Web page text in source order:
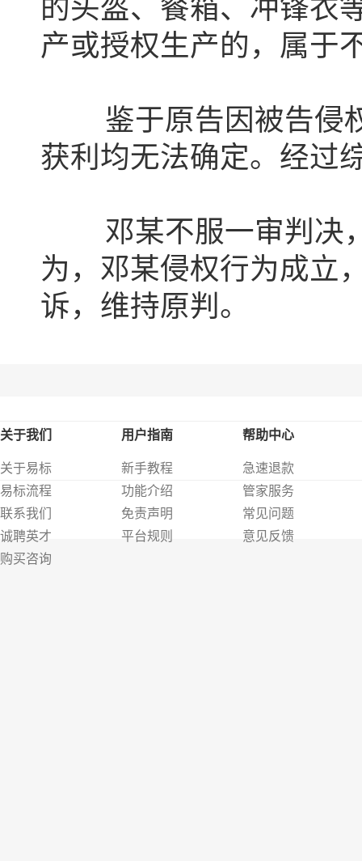
产或授权生产的，属于
鉴于原告因被告侵权
获利均无法确定。 经过
邓某不服一审判决，
为，邓某侵权行为成立
诉，维持原判。
关于我们
关于易标
易标流程
联系我们
诚聘英才
购买咨询
用户指南
新手教程
功能介绍
免责声明
平台规则
帮助中心
急速退款
管家服务
常见问题
意见反馈